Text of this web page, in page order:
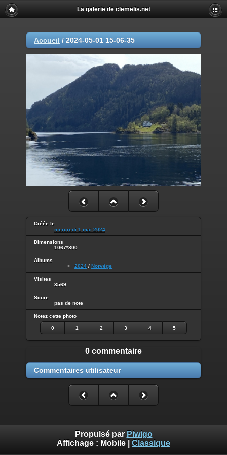
La galerie de clemelis.net
Accueil / 2024-05-01 15-06-35
Créée le
mercredi 1 mai 2024
Dimensions
1067*800
Albums
2024 / Norvège
Visites
3569
Score
pas de note
Notez cette photo
0 1 2 3 4 5
0 commentaire
Commentaires utilisateur
Propulsé par Piwigo
Affichage : Mobile Classique